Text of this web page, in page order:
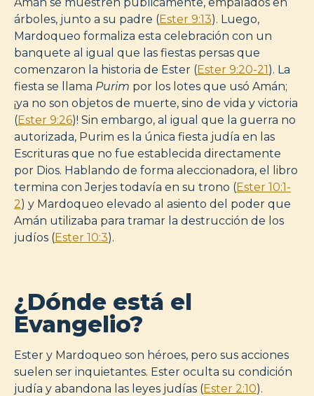
árboles, junto a su padre (Ester 9:13). Luego,
Mardoqueo formaliza esta celebración con un
banquete al igual que las fiestas persas que
comenzaron la historia de Ester (Ester 9:20-21). La
fiesta se llama Purim por los lotes que usó Amán;
¡ya no son objetos de muerte, sino de vida y victoria
(Ester 9:26)! Sin embargo, al igual que la guerra no
autorizada, Purim es la única fiesta judía en las
Escrituras que no fue establecida directamente
por Dios. Hablando de forma aleccionadora, el libro
termina con Jerjes todavía en su trono (Ester 10:1-
2) y Mardoqueo elevado al asiento del poder que
Amán utilizaba para tramar la destrucción de los
judíos (Ester 10:3).
¿Dónde está el
Evangelio?
Ester y Mardoqueo son héroes, pero sus acciones
suelen ser inquietantes. Ester oculta su condición
judía y abandona las leyes judías (Ester 2:10).